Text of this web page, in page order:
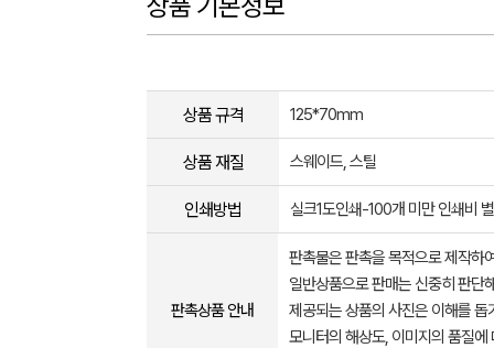
상품 규격 125*70mm
상품 재질 스웨이드, 스틸
인쇄방법 실크1도인쇄-100개 미만 인쇄비
판촉상품 안내
판촉물은 판촉을 목적으로 제작하
일반상품으로 판매는 신중히 판단
제공되는 상품의 사진은 이해를
모니터의 해상도, 이미지의 품질